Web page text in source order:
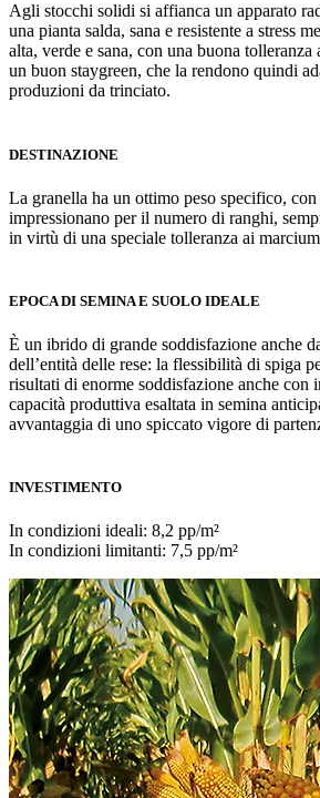
Agli stocchi solidi si affianca un apparato
una pianta salda, sana e resistente a stress
alta, verde e sana, con una buona tolleranza
un buon staygreen, che la rendono quindi
produzioni da trinciato.
DESTINAZIONE
La granella ha un ottimo peso specifico, con
impressionano per il numero di ranghi,
in virtù di una speciale tolleranza ai
EPOCA DI SEMINA E SUOLO IDEALE
È un ibrido di grande soddisfazione anche
dell’entità delle rese: la flessibilità di spiga
risultati di enorme soddisfazione anche con
capacità produttiva esaltata in semina
avvantaggia di uno spiccato vigore di
INVESTIMENTO
In condizioni ideali: 8,2 pp/m²
In condizioni limitanti: 7,5 pp/m²